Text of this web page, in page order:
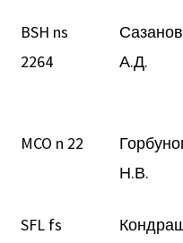
BSH ns
2264
А.Д.
MCO n 22
Н.В.
SFL fs